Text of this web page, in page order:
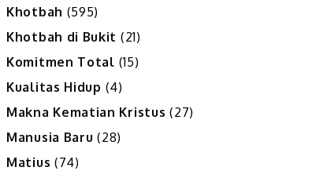
Khotbah (595)
Khotbah di Bukit (21)
Komitmen Total (15)
Kualitas Hidup (4)
Makna Kematian Kristus (27)
Manusia Baru (28)
Matius (74)